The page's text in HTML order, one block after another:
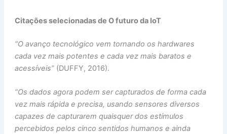
Citações selecionadas de O futuro da IoT
“O avanço tecnológico vem tornando os hardwares
cada vez mais potentes e cada vez mais baratos e
acessíveis” (DUFFY, 2016).
“Os dados agora podem ser capturados de forma cada
vez mais rápida e precisa, usando sensores diversos
capazes de capturarem quaisquer dos estímulos
percebidos pelos cinco sentidos humanos e ainda